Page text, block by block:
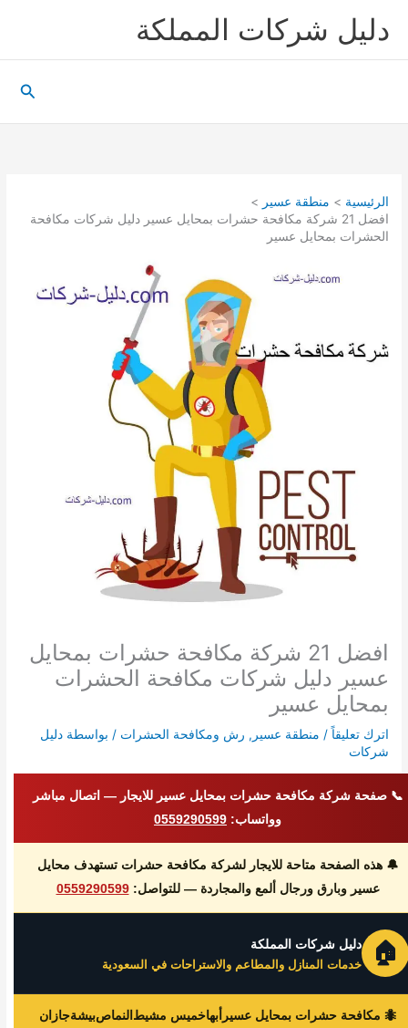
دليل شركات المملكة
الرئيسية
منطقة عسير
افضل 21 شركة مكافحة حشرات بمحايل عسير دليل شركات مكافحة
الحشرات بمحايل عسير
افضل 21 شركة مكافحة حشرات بمحايل
عسير دليل شركات مكافحة الحشرات
بمحايل عسير
اترك تعليقاً / منطقة عسير , رش ومكافحة الحشرات / بواسطة دليل
شركات
📞 صفحة شركة مكافحة حشرات بمحايل عسير للايجار — اتصال مباشر
وواتساب: 0559290599
🔔 هذه الصفحة متاحة للايجار لشركة مكافحة حشرات تستهدف محايل
عسير وبارق ورجال ألمع والمجاردة — للتواصل:0559290599
🏠
دليل شركات المملكة
خدمات المنازل والمطاعم والاستراحات في السعودية
🐜 مكافحة حشرات بمحايل عسيرأبهاخميس مشيطالنماصبيشةجازان